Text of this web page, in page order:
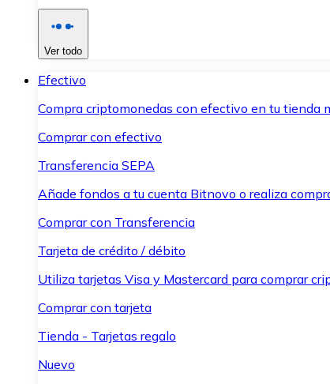
Ver todo
Efectivo
Compra criptomonedas con efectivo en tu tienda
Comprar con efectivo
Transferencia SEPA
Añade fondos a tu cuenta Bitnovo o realiza
Comprar con Transferencia
Tarjeta de crédito / débito
Utiliza tarjetas Visa y Mastercard para comprar
Comprar con tarjeta
Tienda - Tarjetas regalo
Nuevo